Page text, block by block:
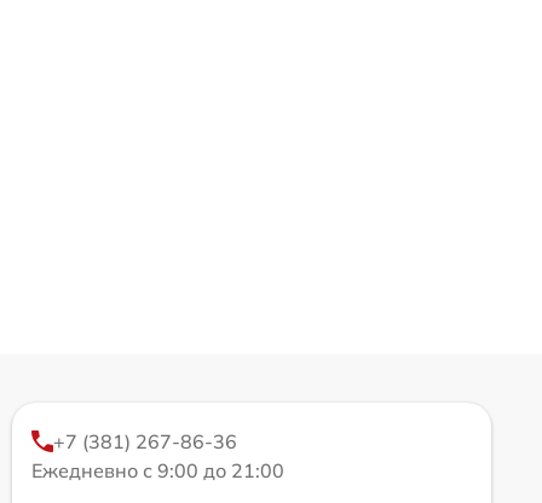
+7 (381) 267-86-36
Ежедневно с 9:00 до 21:00